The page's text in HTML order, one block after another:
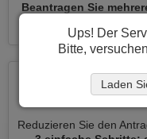
Beantragen Sie
Reduzieren Sie den
Ups! Der
Bitte,
Laden